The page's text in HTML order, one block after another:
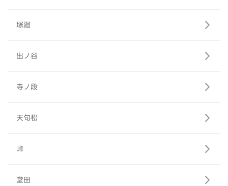
塚廻
出ノ谷
寺ノ段
天句松
峠
堂田